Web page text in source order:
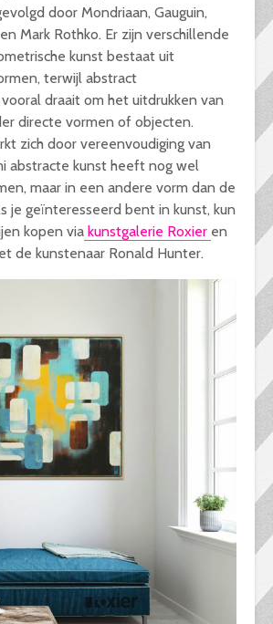
door Mondriaan, Gauguin,
Mark Rothko. Er zijn verschillende
kunst bestaat uit
terwijl abstract
draait om het uitdrukken van
directe vormen of objecten.
zich door vereenvoudiging van
abstracte kunst heeft nog wel
maar in een andere vorm dan de
je geïnteresseerd bent in kunst, kun
kopen via kunstgalerie Roxier en
de kunstenaar Ronald Hunter.